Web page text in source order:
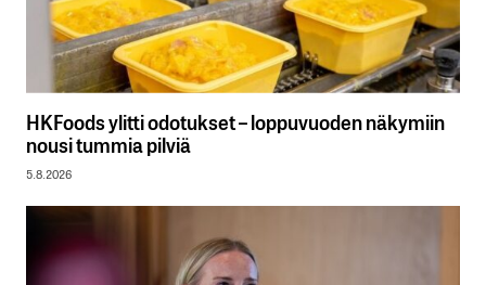
HKFoods ylitti odotukset – loppuvuoden näkymiin
nousi tummia pilviä
5.8.2026